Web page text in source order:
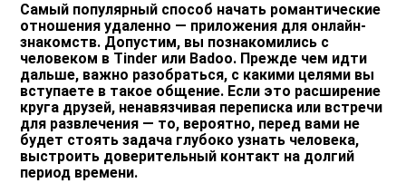
Самый популярный способ начать романтические
отношения удаленно — приложения для онлайн-
знакомств. Допустим, вы познакомились с
человеком в Tinder или Badoo. Прежде чем идти
дальше, важно разобраться, с какими целями вы
вступаете в такое общение. Если это расширение
круга друзей, ненавязчивая переписка или встречи
для развлечения — то, вероятно, перед вами не
будет стоять задача глубоко узнать человека,
выстроить доверительный контакт на долгий
период времени.